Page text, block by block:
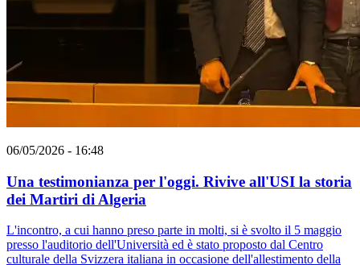
06/05/2026 - 16:48
Una testimonianza per l'oggi. Rivive all'USI la storia
dei Martiri di Algeria
L'incontro, a cui hanno preso parte in molti, si è svolto il 5 maggio
presso l'auditorio dell'Università ed è stato proposto dal Centro
culturale della Svizzera italiana in occasione dell'allestimento della